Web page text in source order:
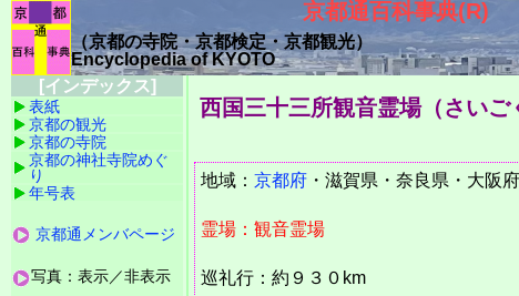
京都通百科事典(R)
（京都の寺院・京都検定・京都観光）
Encyclopedia of KYOTO
西国三十三所観音霊場（さいご
地域： 京都府 ・滋賀県・奈良県・大阪
霊場：観音霊場
巡礼行：約９３０km
[インデックス]
表紙
京都の観光
京都の寺院
京都の神社寺院めぐ
り
年号表
京都通メンバページ
写真：表示／非表示